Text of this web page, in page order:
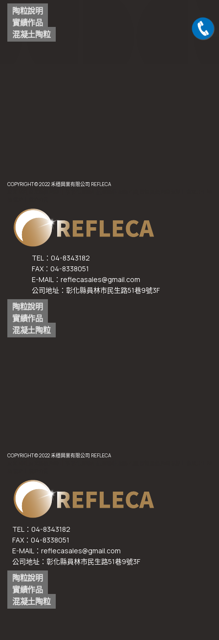
陶粒說明
實績作品
混凝土陶粒
COPYRIGHT© 2022 禾穩興業有限公司 REFLECA
TEL：04-8343182
FAX：04-8338051
E-MAIL：reflecasales@gmail.com
公司地址：彰化縣員林市民生路51巷9號3F
陶粒說明
實績作品
混凝土陶粒
COPYRIGHT© 2022 禾穩興業有限公司 REFLECA
TEL：04-8343182
FAX：04-8338051
E-MAIL：reflecasales@gmail.com
公司地址：彰化縣員林市民生路51巷9號3F
陶粒說明
實績作品
混凝土陶粒